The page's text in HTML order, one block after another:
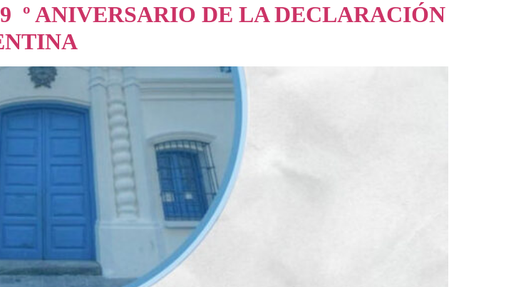
º ANIVERSARIO DE LA DECLARACIÓN